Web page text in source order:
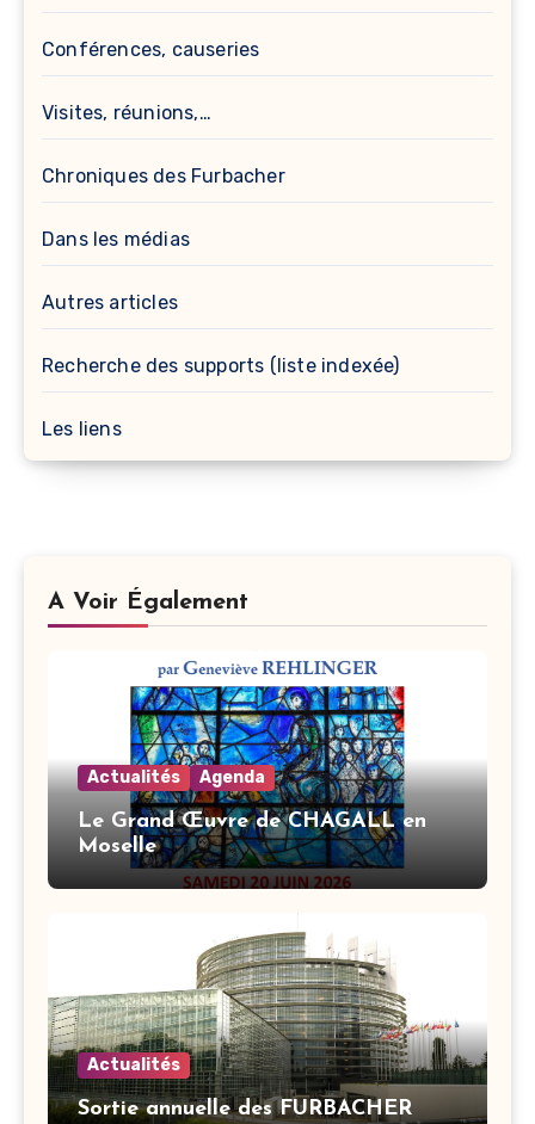
Conférences, causeries
Visites, réunions,…
Chroniques des Furbacher
Dans les médias
Autres articles
Recherche des supports (liste indexée)
Les liens
A Voir Également
Actualités Agenda
Le Grand Œuvre de CHAGALL en
Moselle
Actualités
Sortie annuelle des FURBACHER